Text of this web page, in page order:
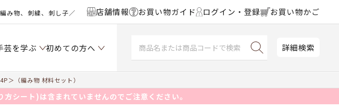
み物、刺繍、刺し子／ 店舗情報 お買い物ガイド ログイン・登録 お買い物かご
芸を学ぶ 初めての方へ 詳細検索
＞（編み物 材料セット）
シート)は含まれていませんのでご注意ください。